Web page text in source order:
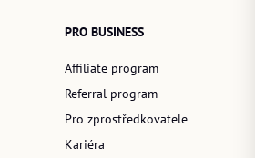
PRO BUSINESS
Affiliate program
Referral program
Pro zprostředkovatele
Kariéra